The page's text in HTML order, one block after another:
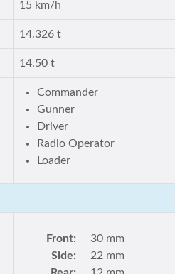
15 km/h
14.326 t
14.50 t
Commander
Gunner
Driver
Radio Operator
Loader
Front:
30 mm
Side:
22 mm